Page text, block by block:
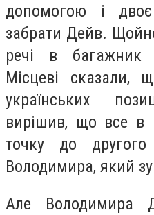
допомогою і
забрати Дейв.
речі в багажник
Місцеві
українських
вирішив, що все в
точку до
Володимира, який
Але Володимира